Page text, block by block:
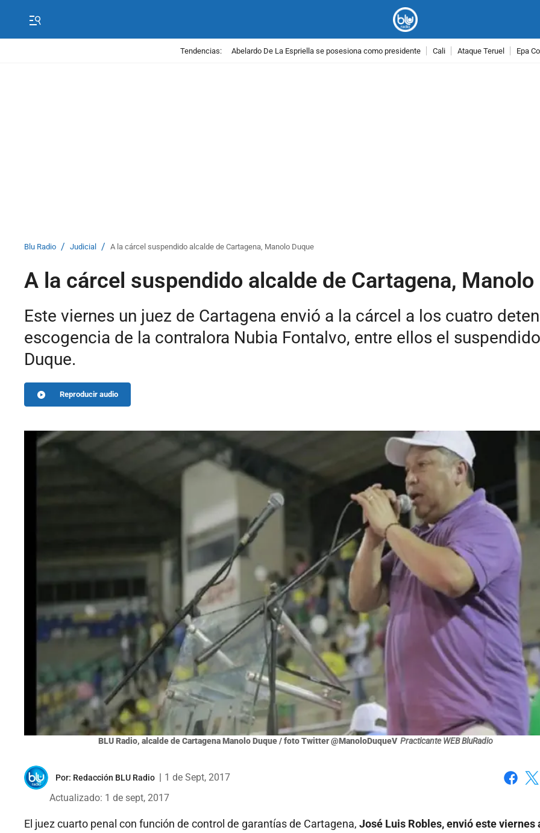
Tendencias: Abelardo De La Espriella se posesiona como presidente Cali Ataque Teruel Epa
Blu Radio / Judicial / A la cárcel suspendido alcalde de Cartagena, Manolo Duque
A la cárcel suspendido alcalde de Cartagena, Manolo
Este viernes un juez de Cartagena envió a la cárcel a los cuatro
escogencia de la contralora Nubia Fontalvo, entre ellos el
Duque.
Reproducir audio
BLU Radio, alcalde de Cartagena Manolo Duque / foto Twitter @ManoloDuqueV Practicante WEB BluRadio
Por: Redacción BLU Radio
1 de Sept, 2017
Actualizado: 1 de sept, 2017
El juez cuarto penal con función de control de garantías de Cartagena, José Luis Robles, envió este viernes